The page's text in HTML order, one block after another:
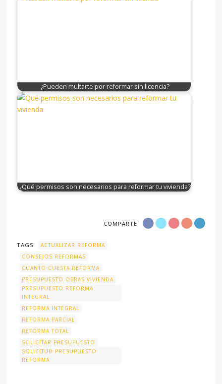
¿Pueden multarte por reformar sin licencia?
¿Qué permisos son necesarios para reformar tu vivienda?
COMPARTE
TAGS
ACTUALIZAR REFORMA
CONSEJOS REFORMAS
CUANTO CUESTA REFORMA
PRESUPUESTO OBRAS VIVIENDA
PRESUPUESTO REFORMA
INTEGRAL
REFORMA INTEGRAL
REFORMA PARCIAL
REFORMA TOTAL
SOLICITAR PRESUPUESTO
SOLICITUD PRESUPUESTO
REFORMA